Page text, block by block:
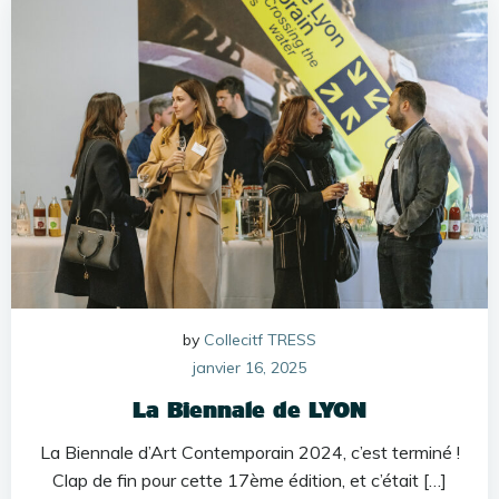
by Collecitf TRESS
janvier 16, 2025
La Biennale de LYON
La Biennale d’Art Contemporain 2024, c’est terminé !
Clap de fin pour cette 17ème édition, et c’était […]